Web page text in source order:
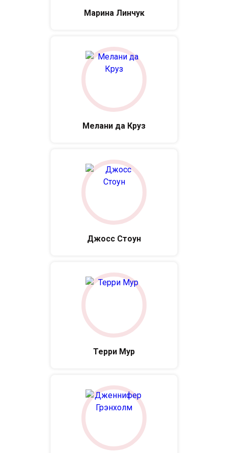
Марина Линчук
Мелани да Круз
Джосс Стоун
Терри Мур